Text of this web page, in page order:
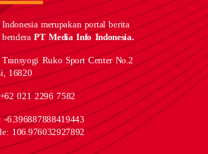
Indonesia merupakan portal berita
benderaPT Media Info Indonesia.
Ruko Sport Center No.2
16820
021 2296 7582
-6.396887888419443
106.976032927892